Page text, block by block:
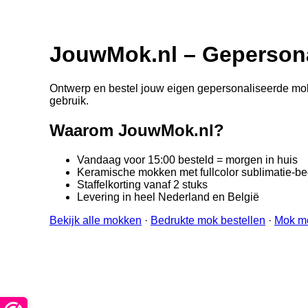
JouwMok.nl –
Ontwerp en bestel jouw eigen gepersonaliseerde
gebruik.
Waarom JouwMok.nl?
Vandaag voor 15:00 besteld = morgen in huis
Keramische mokken met fullcolor sublimatie-
Staffelkorting vanaf 2 stuks
Levering in heel Nederland en België
Bekijk alle mokken · Bedrukte mok bestellen · Mok